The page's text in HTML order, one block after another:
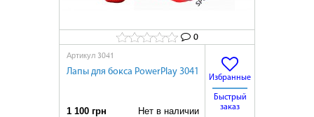
0
Артикул 3041
Лапы для бокса PowerPlay 3041
1 100 грн Нет в наличии
Избранные
Быстрый
заказ